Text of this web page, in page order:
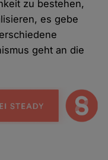
zu bestehen,
es gebe
geht an die